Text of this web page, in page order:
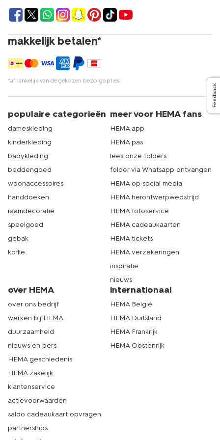
Feedback
een paar klikken is je bestelling al geplaatst. Wij zorgen
ervoor dat jouw kleding zo snel mogelijk bij je thuis wordt
bezorgd. Wil je onze collectie blauwe damestruien
graag in het echt zien en de stoffen door je handen
Nederland. Er zit dus altijd een HEMA-winkel bij jou in de
buurt. Zien we je snel? Echt HEMA.
makkelijk betalen*
*afhankelijk van de gekozen bezorgopties
populaire categorieën
dameskleding
kinderkleding
babykleding
beddengoed
woonaccessoires
handdoeken
raamdecoratie
speelgoed
gebak
koffie
meer voor HEMA fans
HEMA app
HEMA pas
lees onze folders
folder via Whatsapp ontvangen
HEMA op social media
HEMA herontwerpwedstrijd
HEMA fotoservice
HEMA cadeaukaarten
HEMA tickets
HEMA verzekeringen
inspiratie
nieuws
over HEMA
over ons bedrijf
werken bij HEMA
duurzaamheid
nieuws en pers
HEMA geschiedenis
HEMA zakelijk
klantenservice
actievoorwaarden
saldo cadeaukaart opvragen
partnerships
internationaal
HEMA België
HEMA Duitsland
HEMA Frankrijk
HEMA Oostenrijk